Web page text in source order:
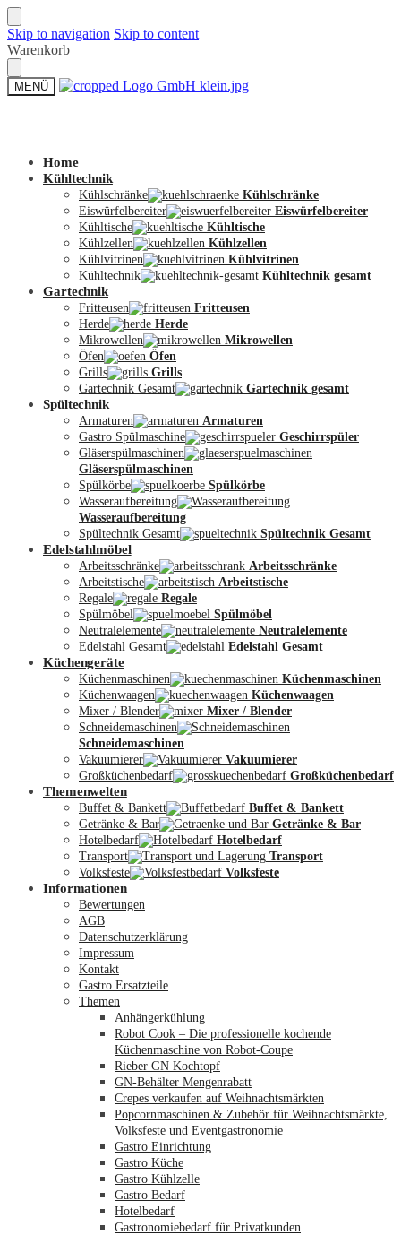
Skip to navigation Skip to content
Warenkorb
MENÜ
Zum Shop
Kontakt
Mein Konto
Home
Kühltechnik
Kühlschränke
Kühlschränke
Eiswürfelbereiter
Eiswürfelbereiter
Kühltische
Kühltische
Kühlzellen
Kühlzellen
Kühlvitrinen
Kühlvitrinen
Kühltechnik
Kühltechnik gesamt
Gartechnik
Fritteusen
Fritteusen
Herde
Herde
Mikrowellen
Mikrowellen
Öfen
Öfen
Grills
Grills
Gartechnik Gesamt
Gartechnik gesamt
Spültechnik
Armaturen
Armaturen
Gastro Spülmaschine
Geschirrspüler
Gläserspülmaschinen
Gläserspülmaschinen
Spülkörbe
Spülkörbe
Wasseraufbereitung
Wasseraufbereitung
Spültechnik Gesamt
Spültechnik Gesamt
Edelstahlmöbel
Arbeitsschränke
Arbeitsschränke
Arbeitstische
Arbeitstische
Regale
Regale
Spülmöbel
Spülmöbel
Neutralelemente
Neutralelemente
Edelstahl Gesamt
Edelstahl Gesamt
Küchengeräte
Küchenmaschinen
Küchenmaschinen
Küchenwaagen
Küchenwaagen
Mixer / Blender
Mixer / Blender
Schneidemaschinen
Schneidemaschinen
Vakuumierer
Vakuumierer
Großküchenbedarf
Großküchenbedarf
Themenwelten
Buffet & Bankett
Buffet & Bankett
Getränke & Bar
Getränke & Bar
Hotelbedarf
Hotelbedarf
Transport
Transport
Volksfeste
Volksfeste
Informationen
Bewertungen
AGB
Datenschutzerklärung
Impressum
Kontakt
Gastro Ersatzteile
Themen
Anhängerkühlung
Robot Cook – Die professionelle kochende
Küchenmaschine von Robot-Coupe
Rieber GN Kochtopf
GN-Behälter Mengenrabatt
Crepes verkaufen auf Weihnachtsmärkten
Popcornmaschinen & Zubehör für Weihnachtsmärkte,
Volksfeste und Eventgastronomie
Gastro Einrichtung
Gastro Küche
Gastro Kühlzelle
Gastro Bedarf
Hotelbedarf
Gastronomiebedarf für Privatkunden